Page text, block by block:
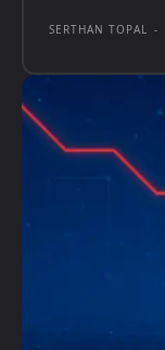
SERTHAN TOPAL -